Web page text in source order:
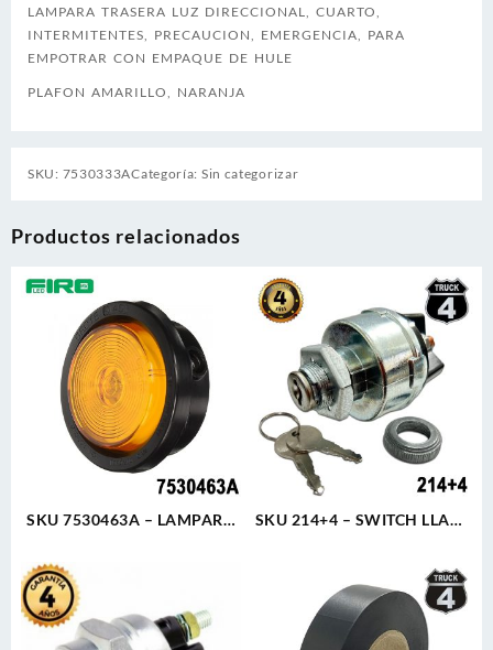
LAMPARA TRASERA LUZ DIRECCIONAL, CUARTO,
INTERMITENTES, PRECAUCION, EMERGENCIA, PARA
EMPOTRAR CON EMPAQUE DE HULE
PLAFON AMARILLO, NARANJA
SKU: 7530333ACategoría: Sin categorizar
Productos relacionados
SKU 7530463A – LAMPARA
AMBAR + GROMMET HULE
P/EMBUTIR GROTE
SKU 214+4 – SWITCH LLAVE
REFORZADO TER. TORNILLO
UNIVERSAL